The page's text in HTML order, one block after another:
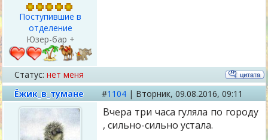
Поступившие в
отделение
Юзер-бар +
Статус: нет меня
Ёжик_в_тумане
#1104 | Вторник, 09.08.2016, 09:11
Вчера три часа гуляла по городу
, сильно-сильно устала.